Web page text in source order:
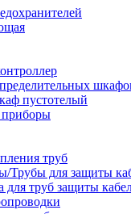
пустотелый
приборы
труб
Трубы для защиты
для труб защиты